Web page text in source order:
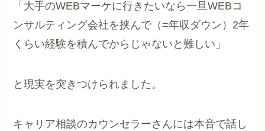
「大手のWEBマーケに行きたいなら一旦WEBコ
ンサルティング会社を挟んで（=年収ダウン）2年
くらい経験を積んでからじゃないと難しい」
と現実を突きつけられました。
キャリア相談のカウンセラーさんには本音で話し